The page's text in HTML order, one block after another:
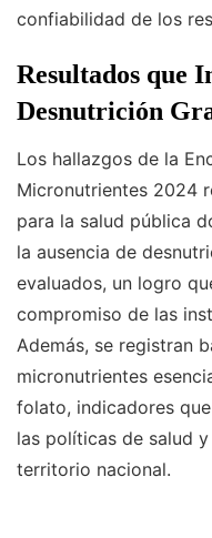
confiabilidad de los
Resultados que
Desnutrición
Los hallazgos de la
Micronutrientes 2024
para la salud pública
la ausencia de
evaluados, un logro
compromiso de las
Además, se registran
micronutrientes
folato, indicadores
las políticas de salud
territorio nacional.